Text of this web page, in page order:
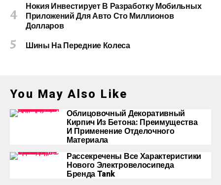
Нокия Инвестирует В Разработку Мобильных
Приложений Для Авто Сто Миллионов
Долларов
Шины На Передние Колеса
You May Also Like
Облицовочный Декоративный
Кирпич Из Бетона: Преимущества
И Применение Отделочного
Материала
Рассекречены Все Характеристики
Нового Электровелосипеда
Бренда Tank